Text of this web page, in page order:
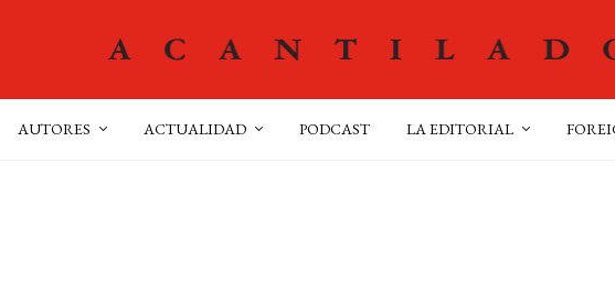
AUTORES ACTUALIDAD PODCAST LA EDITORIAL